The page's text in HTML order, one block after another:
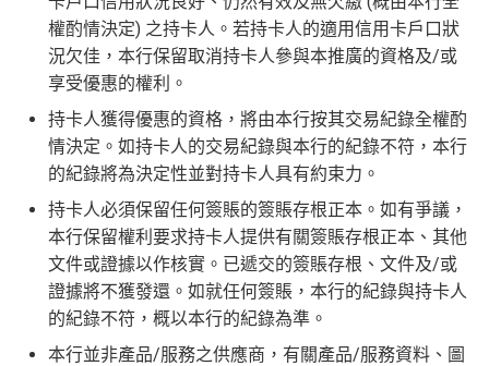
權酌情決定) 之持卡人。若持卡人的適用信用卡戶口狀
況欠佳，本行保留取消持卡人參與本推廣的資格及/或
享受優惠的權利。
持卡人獲得優惠的資格，將由本行按其交易紀錄全權酌
情決定。如持卡人的交易紀錄與本行的紀錄不符，本行
的紀錄將為決定性並對持卡人具有約束力。
持卡人必須保留任何簽賬的簽賬存根正本。如有爭議，
本行保留權利要求持卡人提供有關簽賬存根正本、其他
文件或證據以作核實。已遞交的簽賬存根、文件及/或
證據將不獲發還。如就任何簽賬，本行的紀錄與持卡人
的紀錄不符，概以本行的紀錄為準。
本行並非產品/服務之供應商，有關產品/服務資料、圖